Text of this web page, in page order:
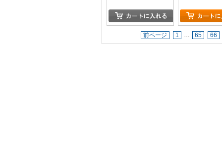
版)
版】(初回生産
前ページ 1 … 65 66